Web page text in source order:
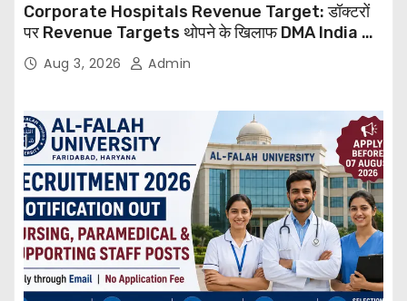
Corporate Hospitals Revenue Target: डॉक्टरों
पर Revenue Targets थोपने के खिलाफ DMA India का
बड़ा कदम, NHRC से Suo Motu जांच की मांग
Aug 3, 2026 Admin